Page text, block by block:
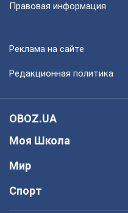
Правовая информация
Реклама на сайте
Редакционная политика
OBOZ.UA
Моя Школа
Мир
Спорт